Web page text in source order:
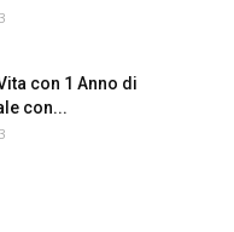
con 1 Anno di
con...